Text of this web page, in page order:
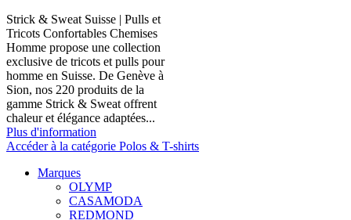
Strick & Sweat Suisse | Pulls et
Tricots Confortables Chemises
Homme propose une collection
exclusive de tricots et pulls pour
homme en Suisse. De Genève à
Sion, nos 220 produits de la
gamme Strick & Sweat offrent
chaleur et élégance adaptées...
Plus d'information
Accéder à la catégorie Polos & T-shirts
Marques
OLYMP
CASAMODA
REDMOND